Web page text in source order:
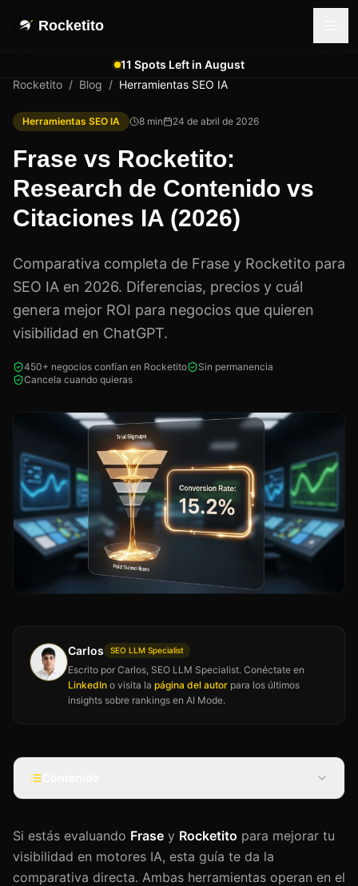
Rocketito
11 Spots Left in August
Rocketito / Blog / Herramientas SEO IA
Herramientas SEO IA 8 min 24 de abril de 2026
Frase vs Rocketito:
Research de Contenido vs
Citaciones IA (2026)
Comparativa completa de Frase y Rocketito para
SEO IA en 2026. Diferencias, precios y cuál
genera mejor ROI para negocios que quieren
visibilidad en ChatGPT.
450+ negocios confían en Rocketito
Sin permanencia
Cancela cuando quieras
Carlos SEO LLM Specialist
Escrito por Carlos, SEO LLM Specialist. Conéctate en
LinkedIn o visita la página del autor para los últimos
insights sobre rankings en AI Mode.
Si estás evaluando Frase y Rocketito para mejorar tu
visibilidad en motores IA, esta guía te da la
comparativa directa. Ambas herramientas operan en el